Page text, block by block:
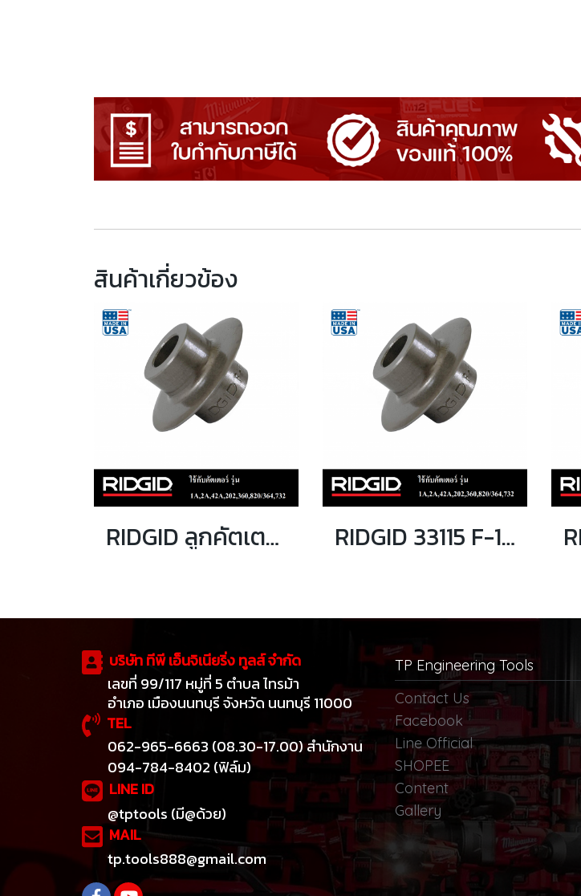
สินค้าเกี่ยวข้อง
RIDGID ลูกคัตเตอร์ตัดท่อ รุ่น 33105 F3 RIDGID 33115 F-119 ลูกคัตเตอร์ตัดท่อ
บริษัท ทีพี เอ็นจิเนียริ่ง ทูลส์ จำกัด
เลขที่ 99/117 หมู่ที่ 5 ตำบล ไทรม้า
อำเภอ เมืองนนทบุรี จังหวัด นนทบุรี 11000
TEL
062-965-6663 (08.30-17.00) สำนักงาน
094-784-8402 (ฟิล์ม)
LINE ID
@tptools (มี@ด้วย)
MAIL
tp.tools888@gmail.com
TP Engineering Tools
Contact Us
Facebook
Line Official
SHOPEE
Content
Gallery